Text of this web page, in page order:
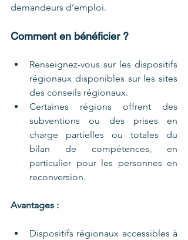
demandeurs d’emploi.
Comment en bénéficier ?
Renseignez-vous sur les dispositifs
régionaux disponibles sur les sites
des conseils régionaux.
Certaines régions offrent des
subventions ou des prises en
charge partielles ou totales du
bilan de compétences, en
particulier pour les personnes en
reconversion.
Avantages :
Dispositifs régionaux accessibles à